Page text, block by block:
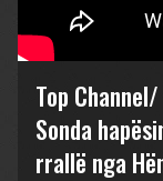
Top
Sonda
rrallë nga